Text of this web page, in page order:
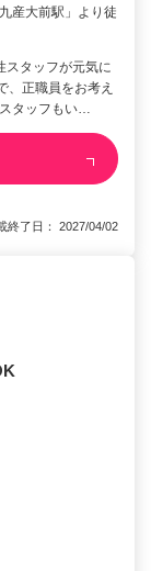
産大前駅」より徒
タッフが元気に
正職員をお考え
タッフもい…
了日： 2027/04/02